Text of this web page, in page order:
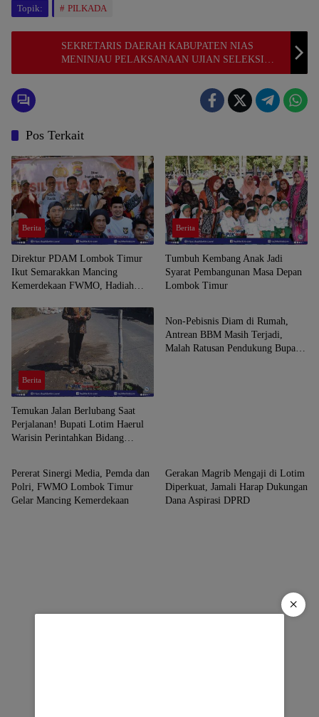
Topik: PILKADA
SEKRETARIS DAERAH KABUPATEN NIAS
MENINJAU PELAKSANAAN UJIAN SELEKSI
CALON APARATUR SIPIL NEGARA FORMASI
Pos Terkait
Berita
Direktur PDAM Lombok Timur
Ikut Semarakkan Mancing
Kemerdekaan FWMO, Hadiah
Berita
Tumbuh Kembang Anak Jadi
Syarat Pembangunan Masa Depan
Lombok Timur
Berita
Temukan Jalan Berlubang Saat
Perjalanan! Bupati Lotim Haerul
Warisin Perintahkan Bidang
Berita
Non-Pebisnis Diam di Rumah,
Antrean BBM Masih Terjadi,
Malah Ratusan Pendukung Bupati
Berita
Pererat Sinergi Media, Pemda dan
Polri, FWMO Lombok Timur
Gelar Mancing Kemerdekaan
Gerakan Magrib Mengaji di Lotim
Diperkuat, Jamali Harap Dukungan
Dana Aspirasi DPRD
×